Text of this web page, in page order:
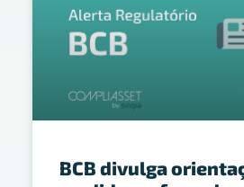
BCB divulga